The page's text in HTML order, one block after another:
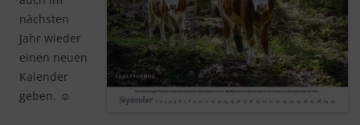
nächsten
Jahr wieder
einen neuen
Kalender
geben. ☺